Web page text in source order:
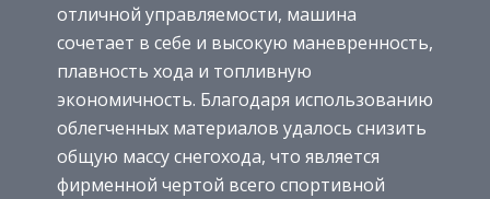
отличной управляемости, машина
сочетает в себе и высокую маневренность,
плавность хода и топливную
экономичность. Благодаря использованию
облегченных материалов удалось снизить
общую массу снегохода, что является
фирменной чертой всего спортивной